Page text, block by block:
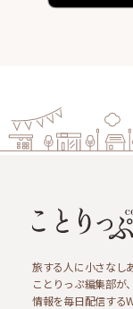
旅する人に小さなし
ことりっぷ編集部が
情報を毎日配信する